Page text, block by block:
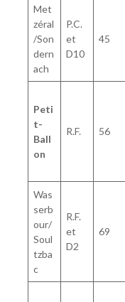
Met
zéral
/Son
dern
ach
P.C.
et
D10
45
Peti
t-
Ball
on
R.F. 56
Was
serb
our/
Soul
tzba
c
R.F.
et
D2
69